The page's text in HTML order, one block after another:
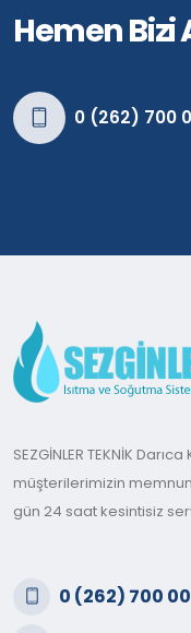
Hemen Bizi
0 (262) 700
SEZGİNLER TEKNİK
müşterilerimizin
gün 24 saat kesintisiz
0 (262) 700